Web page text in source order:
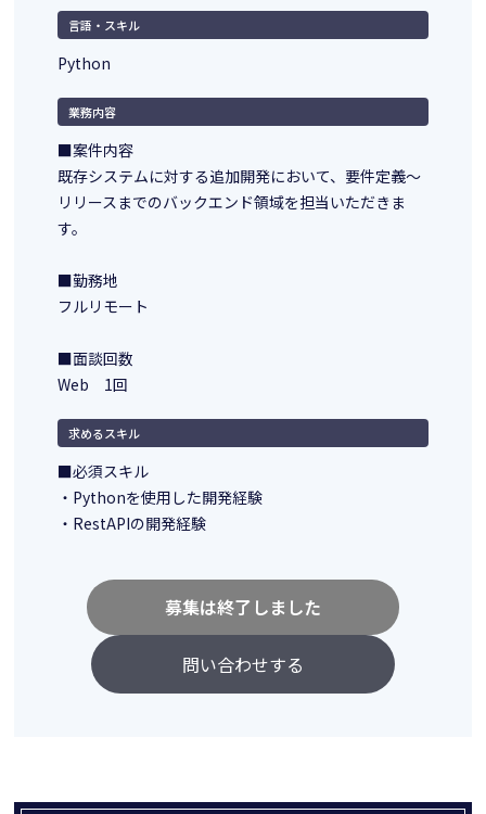
言語・スキル
Python
業務内容
■案件内容
既存システムに対する追加開発において、要件定義～
リリースまでのバックエンド領域を担当いただきま
す。
■勤務地
フルリモート
■面談回数
Web 1回
求めるスキル
■必須スキル
・Pythonを使用した開発経験
・RestAPIの開発経験
問い合わせする
募集は終了しました